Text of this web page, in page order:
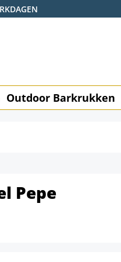
Outdoor Barkrukken
Pepe